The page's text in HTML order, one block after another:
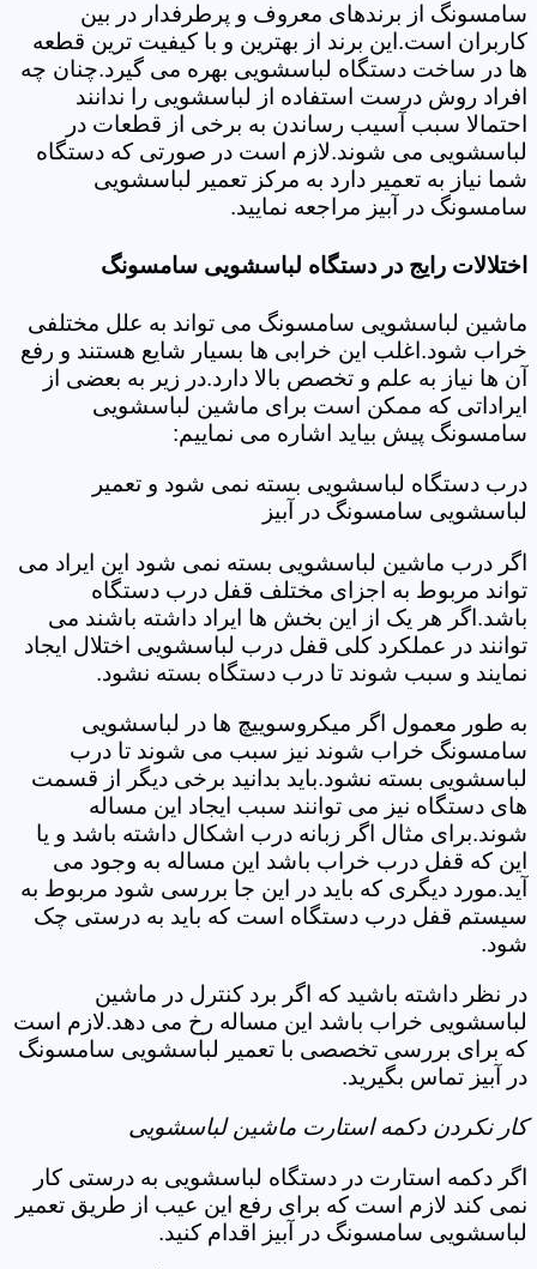
سامسونگ از برندهای معروف و پرطرفدار در بین
کاربران است.این برند از بهترین و با کیفیت ترین قطعه
ها در ساخت دستگاه لباسشویی بهره می گیرد.چنان چه
افراد روش درست استفاده از لباسشویی را ندانند
احتمالا سبب آسیب رساندن به برخی از قطعات در
لباسشویی می شوند.لازم است در صورتی که دستگاه
شما نیاز به تعمیر دارد به مرکز تعمیر لباسشویی
سامسونگ در آبیز مراجعه نمایید.
اختلالات رایج در دستگاه لباسشویی سامسونگ
ماشین لباسشویی سامسونگ می تواند به علل مختلفی
خراب شود.اغلب این خرابی ها بسیار شایع هستند و رفع
آن ها نیاز به علم و تخصص بالا دارد.در زیر به بعضی از
ایراداتی که ممکن است برای ماشین لباسشویی
سامسونگ پیش بیاید اشاره می نماییم:
درب دستگاه لباسشویی بسته نمی شود و تعمیر
لباسشویی سامسونگ در آبیز
اگر درب ماشین لباسشویی بسته نمی شود این ایراد می
تواند مربوط به اجزای مختلف قفل درب دستگاه
باشد.اگر هر یک از این بخش ها ایراد داشته باشند می
توانند در عملکرد کلی قفل درب لباسشویی اختلال ایجاد
نمایند و سبب شوند تا درب دستگاه بسته نشود.
به طور معمول اگر میکروسوییچ ها در لباسشویی
سامسونگ خراب شوند نیز سبب می شوند تا درب
لباسشویی بسته نشود.باید بدانید برخی دیگر از قسمت
های دستگاه نیز می توانند سبب ایجاد این مساله
شوند.برای مثال اگر زبانه درب اشکال داشته باشد و یا
این که قفل درب خراب باشد این مساله به وجود می
آید.مورد دیگری که باید در این جا بررسی شود مربوط به
سیستم قفل درب دستگاه است که باید به درستی چک
شود.
در نظر داشته باشید که اگر برد کنترل در ماشین
لباسشویی خراب باشد این مساله رخ می دهد.لازم است
که برای بررسی تخصصی با تعمیر لباسشویی سامسونگ
در آبیز تماس بگیرید.
کار نکردن دکمه استارت ماشین لباسشویی
اگر دکمه استارت در دستگاه لباسشویی به درستی کار
نمی کند لازم است که برای رفع این عیب از طریق تعمیر
لباسشویی سامسونگ در آبیز اقدام کنید.